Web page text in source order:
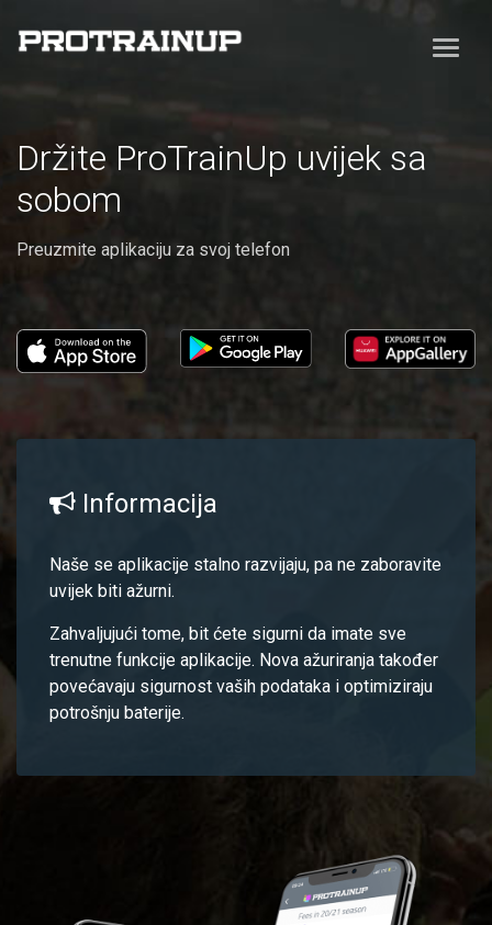
Držite ProTrainUp uvijek sa
sobom
Preuzmite aplikaciju za svoj telefon
Informacija
Naše se aplikacije stalno razvijaju, pa ne zaboravite
uvijek biti ažurni.
Zahvaljujući tome, bit ćete sigurni da imate sve
trenutne funkcije aplikacije. Nova ažuriranja također
povećavaju sigurnost vaših podataka i optimiziraju
potrošnju baterije.